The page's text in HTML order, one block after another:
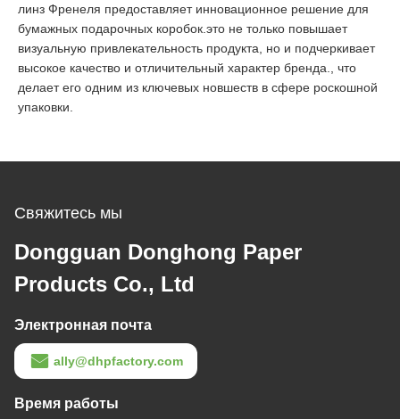
линз Френеля предоставляет инновационное решение для
бумажных подарочных коробок.это не только повышает
визуальную привлекательность продукта, но и подчеркивает
высокое качество и отличительный характер бренда., что
делает его одним из ключевых новшеств в сфере роскошной
упаковки.
Свяжитесь мы
Dongguan Donghong Paper
Products Co., Ltd
Электронная почта
ally@dhpfactory.com
Время работы